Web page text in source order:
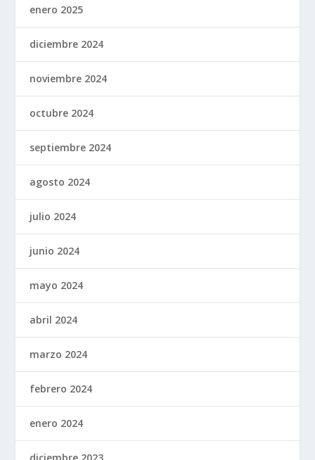
enero 2025
diciembre 2024
noviembre 2024
octubre 2024
septiembre 2024
agosto 2024
julio 2024
junio 2024
mayo 2024
abril 2024
marzo 2024
febrero 2024
enero 2024